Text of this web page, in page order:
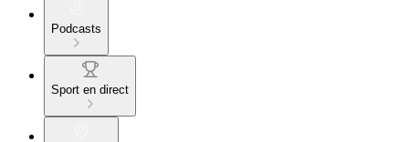
Podcasts
Sport en direct